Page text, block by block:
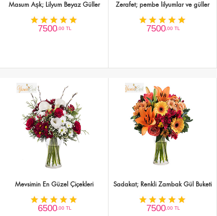
Masum Aşk; Lilyum Beyaz Güller
7500,00 TL
Zerafet; pembe lilyumlar ve güller
7500,00 TL
Mevsimin En Güzel Çiçekleri
6500,00 TL
Sadakat; Renkli Zambak Gül Buketi
7500,00 TL